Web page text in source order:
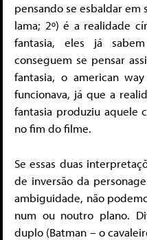
pensando se esbaldar em
lama; 2º) é a realidade
fantasia, eles já
conseguem se pensar
fantasia, o american
funcionava, já que a
fantasia produziu aquele
no fim do filme.
Se essas duas
de inversão da
ambiguidade, não
num ou noutro plano.
duplo (Batman – o